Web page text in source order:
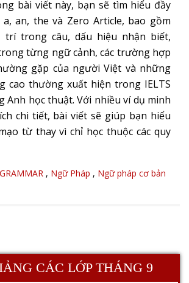
bài viết này, bạn sẽ tìm hiểu đầy
an, the và Zero Article, bao gồm
trí trong câu, dấu hiệu nhận biết,
từng ngữ cảnh, các trường hợp
gặp của người Việt và những
cao thường xuất hiện trong IELTS
Anh học thuật. Với nhiều ví dụ minh
chi tiết, bài viết sẽ giúp bạn hiểu
từ thay vì chỉ học thuộc các quy
GRAMMAR , Ngữ Pháp , Ngữ pháp cơ bản
CÁC LỚP THÁNG 9